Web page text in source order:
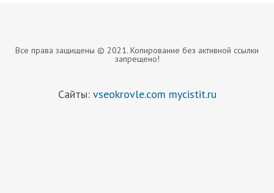
Все права защищены © 2021. Копирование без активной ссылки
запрещено!
Сайты: vseokrovle.com mycistit.ru